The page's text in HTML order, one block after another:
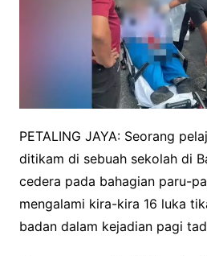
PETALING JAYA: Seorang
ditikam di sebuah sekolah di
cedera pada bahagian paru-
mengalami kira-kira 16 luka
badan dalam kejadian pagi